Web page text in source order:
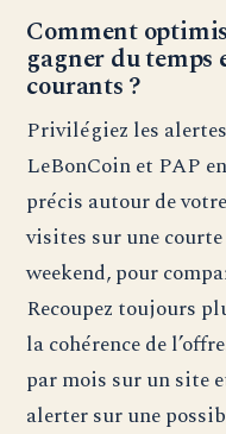
Comment
gagner du temps
courants ?
Privilégiez les
LeBonCoin et PAP
précis autour de
visites sur une
weekend, pour
Recoupez toujours
la cohérence de
par mois sur un site
alerter sur une